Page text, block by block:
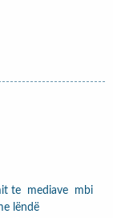
te mediave mbi
lëndë